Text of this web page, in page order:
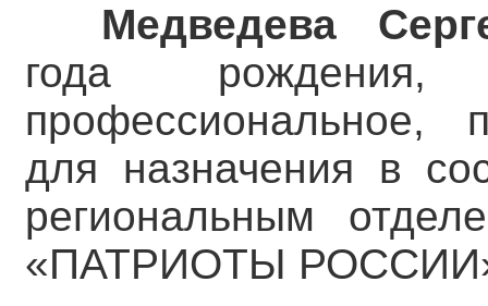
Медведева
года рождения,
профессиональное,
для назначения в
региональным
«ПАТРИОТЫ